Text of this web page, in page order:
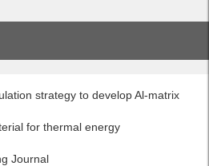
strategy to develop Al-matrix
for thermal energy
Journal